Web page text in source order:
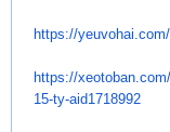
https://
https://
15-ty-aid1718992